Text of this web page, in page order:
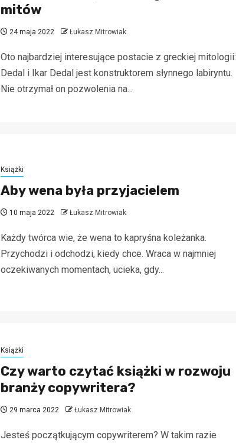
mitów
24 maja 2022 Łukasz Mitrowiak
Oto najbardziej interesujące postacie z greckiej mitologii:
Dedal i Ikar Dedal jest konstruktorem słynnego labiryntu.
Nie otrzymał on pozwolenia na...
Książki
Aby wena była przyjacielem
10 maja 2022 Łukasz Mitrowiak
Każdy twórca wie, że wena to kapryśna koleżanka.
Przychodzi i odchodzi, kiedy chce. Wraca w najmniej
oczekiwanych momentach, ucieka, gdy...
Książki
Czy warto czytać książki w rozwoju
branży copywritera?
29 marca 2022 Łukasz Mitrowiak
Jesteś początkującym copywriterem? W takim razie